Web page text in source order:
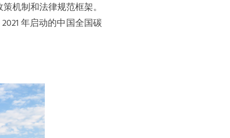
机制和法律规范框架。
年启动的中国全国碳